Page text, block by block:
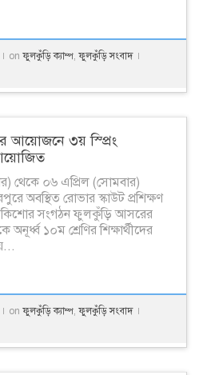
on ফুলকুঁড়ি ক্যাম্প, ফুলকুঁড়ি সংবাদ
৩য় স্প্রিং
থেকে ০৬ এপ্রিল (সোমবার)
অবস্থিত রোভার স্কাউট প্রশিক্ষণ
সংগঠন ফুলকুঁড়ি আসরের
১০ম শ্রেণির শিক্ষার্থীদের
on ফুলকুঁড়ি ক্যাম্প, ফুলকুঁড়ি সংবাদ